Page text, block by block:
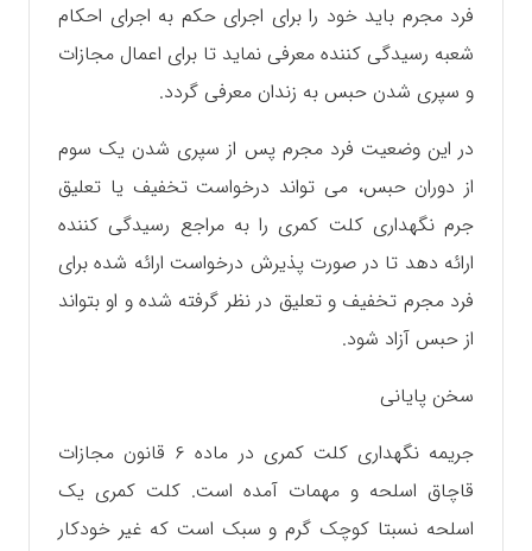
فرد مجرم باید خود را برای اجرای حکم به اجرای احکام
شعبه رسیدگی کننده معرفی نماید تا برای اعمال مجازات
و سپری شدن حبس به زندان معرفی گردد.
در این وضعیت فرد مجرم پس از سپری شدن یک سوم
از دوران حبس، می تواند درخواست تخفیف یا تعلیق
جرم نگهداری کلت کمری را به مراجع رسیدگی کننده
ارائه دهد تا در صورت پذیرش درخواست ارائه شده برای
فرد مجرم تخفیف و تعلیق در نظر گرفته شده و او بتواند
از حبس آزاد شود.
سخن پایانی
جریمه نگهداری کلت کمری در ماده ۶ قانون مجازات
قاچاق اسلحه و مهمات آمده است. کلت کمری یک
اسلحه نسبتا کوچک گرم و سبک است که غیر خودکار